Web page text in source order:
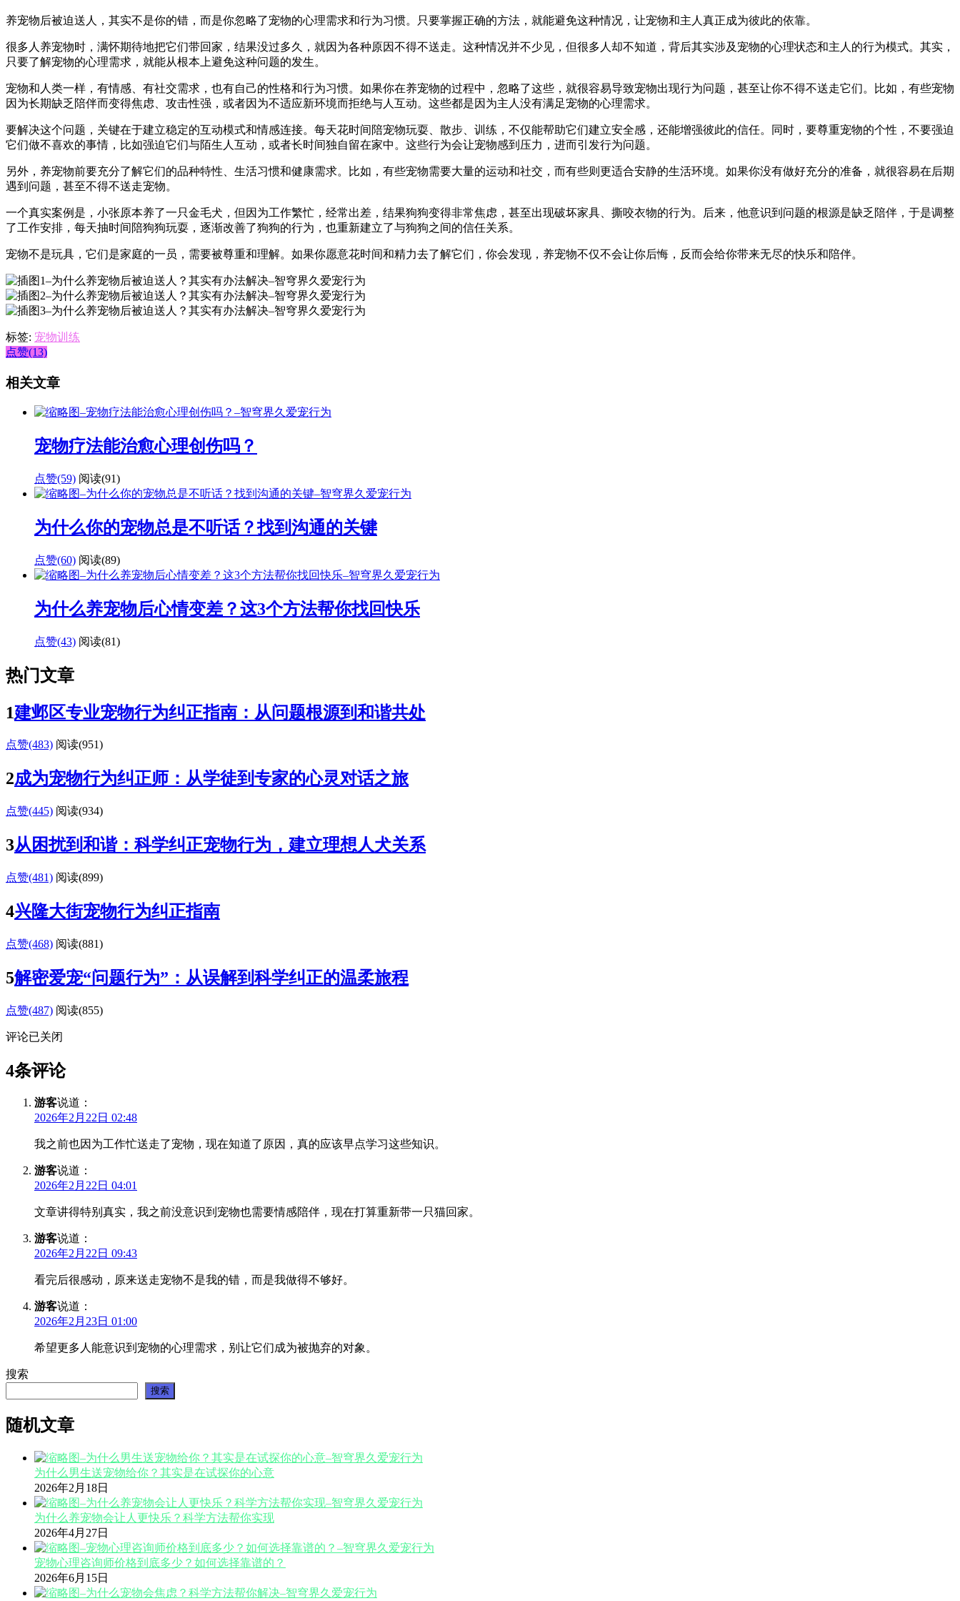
养宠物后被迫送人，其实不是你的错，而是你忽略了宠物的心理需求和行为习惯。只要掌握正确的方法，就能避免这种情况，让宠物和主人真正成为彼此的依靠。
很多人养宠物时，满怀期待地把它们带回家，结果没过多久，就因为各种原因不得不送走。这种情况并不少见，但很多人却不知道，背后其实涉及宠物的心理状态和主人的行为模式。其实，
只要了解宠物的心理需求，就能从根本上避免这种问题的发生。
宠物和人类一样，有情感、有社交需求，也有自己的性格和行为习惯。如果你在养宠物的过程中，忽略了这些，就很容易导致宠物出现行为问题，甚至让你不得不送走它们。比如，有些宠物
因为长期缺乏陪伴而变得焦虑、攻击性强，或者因为不适应新环境而拒绝与人互动。这些都是因为主人没有满足宠物的心理需求。
要解决这个问题，关键在于建立稳定的互动模式和情感连接。每天花时间陪宠物玩耍、散步、训练，不仅能帮助它们建立安全感，还能增强彼此的信任。同时，要尊重宠物的个性，不要强迫
它们做不喜欢的事情，比如强迫它们与陌生人互动，或者长时间独自留在家中。这些行为会让宠物感到压力，进而引发行为问题。
另外，养宠物前要充分了解它们的品种特性、生活习惯和健康需求。比如，有些宠物需要大量的运动和社交，而有些则更适合安静的生活环境。如果你没有做好充分的准备，就很容易在后期
遇到问题，甚至不得不送走宠物。
一个真实案例是，小张原本养了一只金毛犬，但因为工作繁忙，经常出差，结果狗狗变得非常焦虑，甚至出现破坏家具、撕咬衣物的行为。后来，他意识到问题的根源是缺乏陪伴，于是调整
了工作安排，每天抽时间陪狗狗玩耍，逐渐改善了狗狗的行为，也重新建立了与狗狗之间的信任关系。
宠物不是玩具，它们是家庭的一员，需要被尊重和理解。如果你愿意花时间和精力去了解它们，你会发现，养宠物不仅不会让你后悔，反而会给你带来无尽的快乐和陪伴。
标签: 宠物训练
点赞(13)
相关文章
宠物疗法能治愈心理创伤吗？
点赞(59) 阅读(91)
为什么你的宠物总是不听话？找到沟通的关键
点赞(60) 阅读(89)
为什么养宠物后心情变差？这3个方法帮你找回快乐
点赞(43) 阅读(81)
热门文章
1建邺区专业宠物行为纠正指南：从问题根源到和谐共处
点赞(483) 阅读(951)
2成为宠物行为纠正师：从学徒到专家的心灵对话之旅
点赞(445) 阅读(934)
3从困扰到和谐：科学纠正宠物行为，建立理想人犬关系
点赞(481) 阅读(899)
4兴隆大街宠物行为纠正指南
点赞(468) 阅读(881)
5解密爱宠“问题行为”：从误解到科学纠正的温柔旅程
点赞(487) 阅读(855)
评论已关闭
4条评论
游客说道：
2026年2月22日 02:48
我之前也因为工作忙送走了宠物，现在知道了原因，真的应该早点学习这些知识。
游客说道：
2026年2月22日 04:01
文章讲得特别真实，我之前没意识到宠物也需要情感陪伴，现在打算重新带一只猫回家。
游客说道：
2026年2月22日 09:43
看完后很感动，原来送走宠物不是我的错，而是我做得不够好。
游客说道：
2026年2月23日 01:00
希望更多人能意识到宠物的心理需求，别让它们成为被抛弃的对象。
搜索
搜索
随机文章
为什么男生送宠物给你？其实是在试探你的心意
2026年2月18日
为什么养宠物会让人更快乐？科学方法帮你实现
2026年4月27日
宠物心理咨询师价格到底多少？如何选择靠谱的？
2026年6月15日